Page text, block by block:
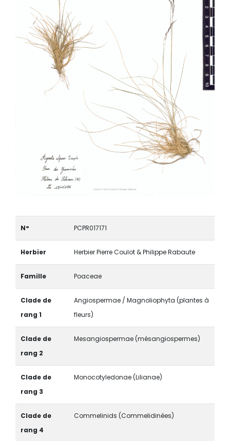
N° PCPR017171
Herbier Herbier Pierre Coulot & Philippe Rabaute
Famille Poaceae
Clade de
rang 1
Angiospermae / Magnoliophyta (plantes à
fleurs)
Clade de
rang 2
Mesangiospermae (mésangiospermes)
Clade de
rang 3
Monocotyledonae (Lilianae)
Clade de
rang 4
Commelinids (Commelidinées)